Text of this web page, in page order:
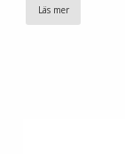
Läs mer